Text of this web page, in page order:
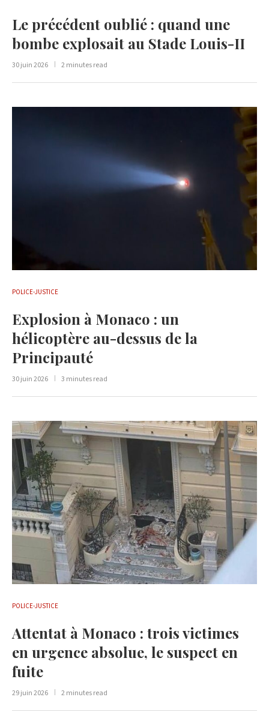
Le précédent oublié : quand une
bombe explosait au Stade Louis-II
30 juin 2026 2 minutes read
POLICE-JUSTICE
Explosion à Monaco : un
hélicoptère au-dessus de la
Principauté
30 juin 2026 3 minutes read
POLICE-JUSTICE
Attentat à Monaco : trois victimes
en urgence absolue, le suspect en
fuite
29 juin 2026 2 minutes read